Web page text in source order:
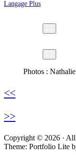
Langage Plus
Photos :
<<
>>
Copyright © 2026 ·
Theme: Portfolio Lite